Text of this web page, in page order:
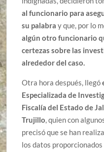
al funcionario para
su palabra y que, por lo
algún otro funcionario
certezas sobre las
alrededor del caso.
Otra hora después, llegó
Especializada de
Fiscalía del Estado de
Trujillo, quien con
precisó que se han
los datos